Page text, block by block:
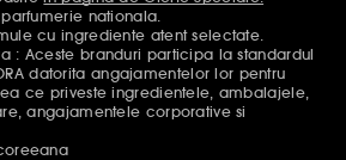
nationala.
cu ingrediente atent selectate.
: Aceste branduri participa la standardul
datorita angajamentelor lor pentru
ce priveste ingredientele, ambalajele,
angajamentele corporative si